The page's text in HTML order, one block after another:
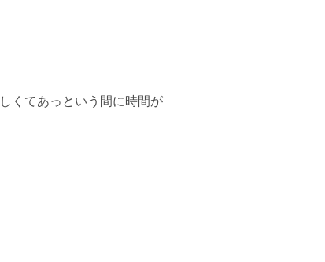
くてあっという間に時間が